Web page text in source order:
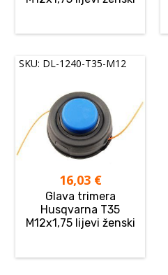
SKU: DL-1240-T35-M12
16,03 €
Glava trimera
Husqvarna T35
M12x1,75 lijevi ženski